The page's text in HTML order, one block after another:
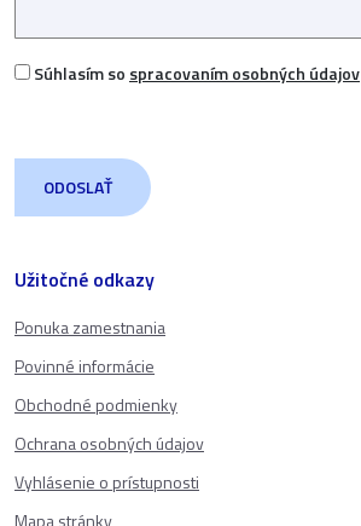
Užitočné odkazy
Ponuka zamestnania
Povinné informácie
Obchodné podmienky
Ochrana osobných údajov
Vyhlásenie o prístupnosti
Mapa stránky
Súhlasím so spracovaním osobných údajov